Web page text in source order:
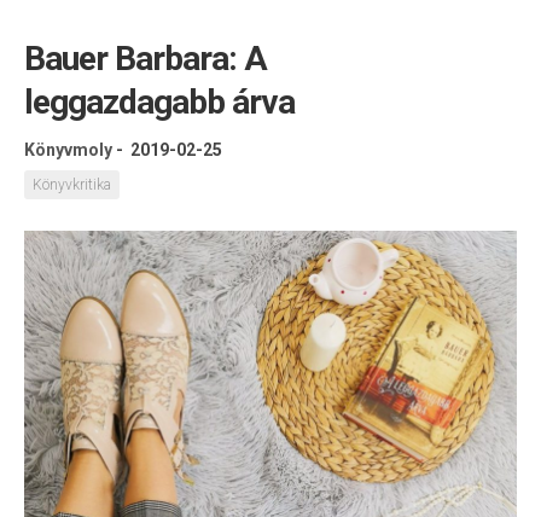
Bauer Barbara: A
leggazdagabb árva
Könyvmoly - 2019-02-25
Könyvkritika